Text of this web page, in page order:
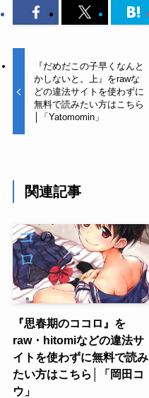
『だめだこの子早くなんと
かしないと。上』をrawな
どの違法サイトを使わずに
無料で読みたい方はこちら
│「Yatomomin」
関連記事
『思春期のココロ』を
raw・hitomiなどの違法サ
イトを使わずに無料で読み
たい方はこちら│「岡田コ
ウ」